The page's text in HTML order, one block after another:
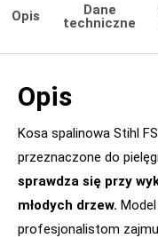
Opis
Dane
techniczne
Opis
Kosa spalinowa Stihl
przeznaczone do
sprawdza się przy
młodych drzew.
profesjonalistom